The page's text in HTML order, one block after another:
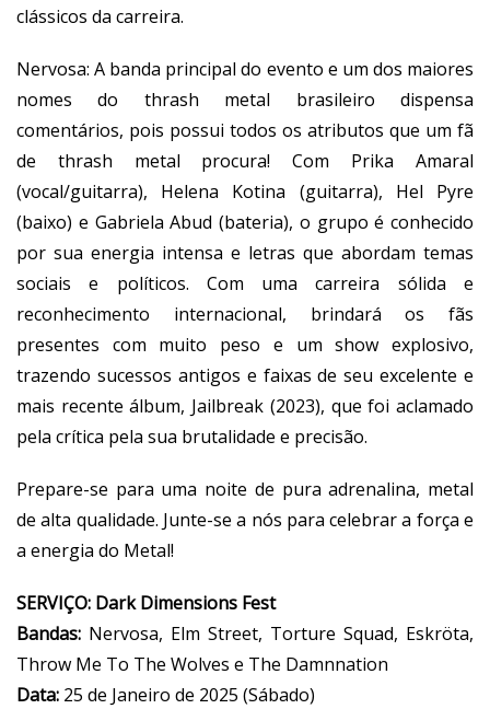
clássicos da carreira.
Nervosa: A banda principal do evento e um dos maiores
nomes do thrash metal brasileiro dispensa
comentários, pois possui todos os atributos que um fã
de thrash metal procura! Com Prika Amaral
(vocal/guitarra), Helena Kotina (guitarra), Hel Pyre
(baixo) e Gabriela Abud (bateria), o grupo é conhecido
por sua energia intensa e letras que abordam temas
sociais e políticos. Com uma carreira sólida e
reconhecimento internacional, brindará os fãs
presentes com muito peso e um show explosivo,
trazendo sucessos antigos e faixas de seu excelente e
mais recente álbum, Jailbreak (2023), que foi aclamado
pela crítica pela sua brutalidade e precisão.
Prepare-se para uma noite de pura adrenalina, metal
de alta qualidade. Junte-se a nós para celebrar a força e
a energia do Metal!
SERVIÇO: Dark Dimensions Fest
Bandas: Nervosa, Elm Street, Torture Squad, Eskröta,
Throw Me To The Wolves e The Damnnation
Data: 25 de Janeiro de 2025 (Sábado)